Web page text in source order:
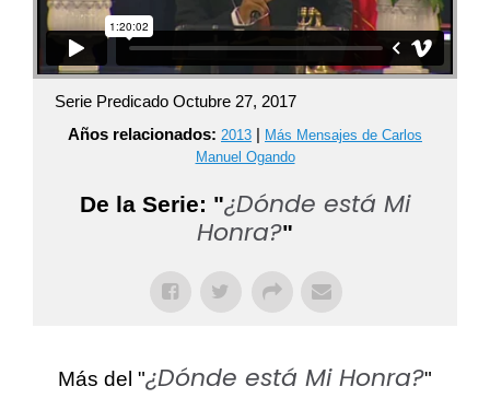
Serie Predicado Octubre 27, 2017
Años relacionados: 2013 | Más Mensajes de Carlos
Manuel Ogando
De la Serie: "¿Dónde está Mi
Honra?"
Más del "¿Dónde está Mi Honra?"